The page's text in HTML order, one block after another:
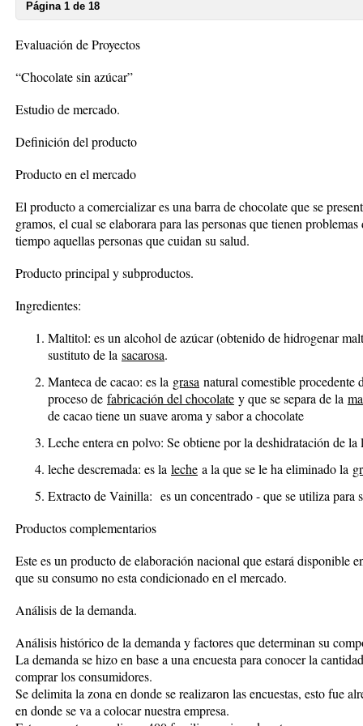
Página 1 de 18
Evaluación de Proyectos
“Chocolate sin azúcar”
Estudio de mercado.
Definición del producto
Producto en el mercado
El producto a comercializar es una barra de chocolate que se
gramos, el cual se elaborara para las personas que tienen
tiempo aquellas personas que cuidan su salud.
Producto principal y subproductos.
Ingredientes:
Maltitol: es un alcohol de azúcar (obtenido de hidrogenar
sustituto de la sacarosa.
Manteca de cacao: es la grasa natural comestible procedente
proceso de fabricación del chocolate y que se separa de la
de cacao tiene un suave aroma y sabor a chocolate
Leche entera en polvo: Se obtiene por la deshidratación de la
leche descremada: es la leche a la que se le ha eliminado la
Extracto de Vainilla: es un concentrado - que se utiliza para
Productos complementarios
Este es un producto de elaboración nacional que estará disponible
que su consumo no esta condicionado en el mercado.
Análisis de la demanda.
Análisis histórico de la demanda y factores que determinan su
La demanda se hizo en base a una encuesta para conocer la
comprar los consumidores.
Se delimita la zona en donde se realizaron las encuestas, esto fue
en donde se va a colocar nuestra empresa.